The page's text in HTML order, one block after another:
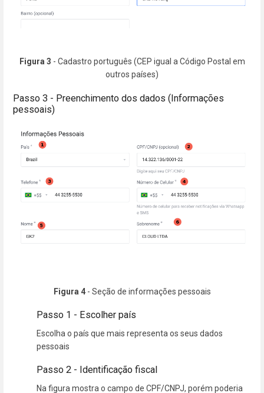
Figura 3 - Cadastro português (CEP igual a Código Postal em
outros países)
Passo 3 - Preenchimento dos dados (Informações
pessoais)
Figura 4- Seção de informações pessoais
Passo 1 - Escolher país
Escolha o país que mais representa os seus dados
pessoais
Passo 2 - Identificação fiscal
Na figura mostra o campo de CPF/CNPJ, porém poderia